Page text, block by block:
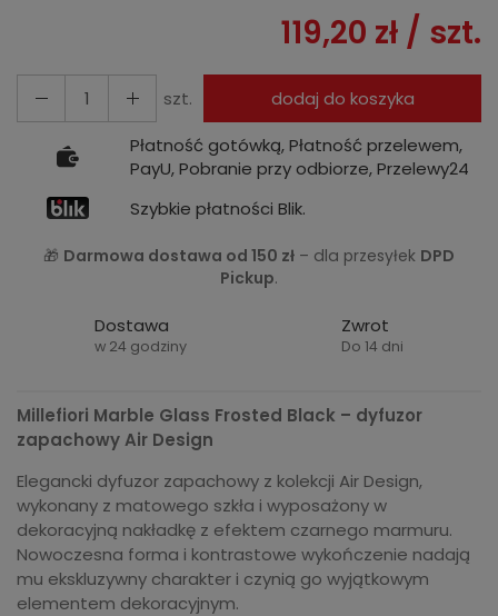
119,20 zł / szt.
szt.
dodaj do koszyka
Płatność gotówką, Płatność przelewem,
PayU, Pobranie przy odbiorze, Przelewy24
Szybkie płatności Blik.
🎁 Darmowa dostawa od 150 zł – dla przesyłek DPD
Pickup.
Dostawa
w 24 godziny
Zwrot
Do 14 dni
Millefiori Marble Glass Frosted Black – dyfuzor
zapachowy Air Design
Elegancki dyfuzor zapachowy z kolekcji Air Design,
wykonany z matowego szkła i wyposażony w
dekoracyjną nakładkę z efektem czarnego marmuru.
Nowoczesna forma i kontrastowe wykończenie nadają
mu ekskluzywny charakter i czynią go wyjątkowym
elementem dekoracyjnym.